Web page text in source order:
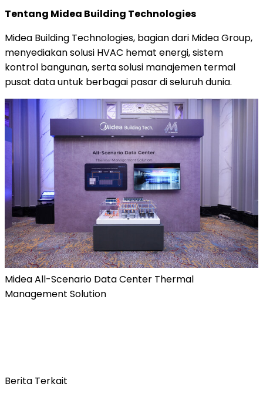
Tentang Midea Building Technologies
Midea Building Technologies, bagian dari Midea Group,
menyediakan solusi HVAC hemat energi, sistem
kontrol bangunan, serta solusi manajemen termal
pusat data untuk berbagai pasar di seluruh dunia.
Midea All-Scenario Data Center Thermal
Management Solution
Berita Terkait